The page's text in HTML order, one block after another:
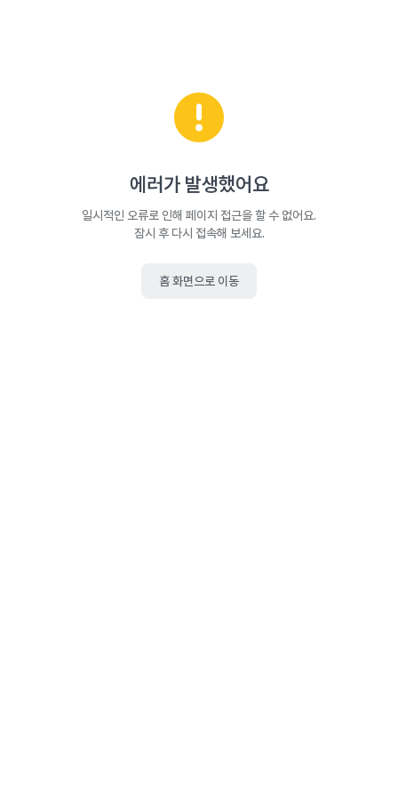
에러가 발생했어요
일시적인 오류로 인해 페이지 접근을 할 수 없어요.
잠시 후 다시 접속해 보세요.
홈 화면으로 이동